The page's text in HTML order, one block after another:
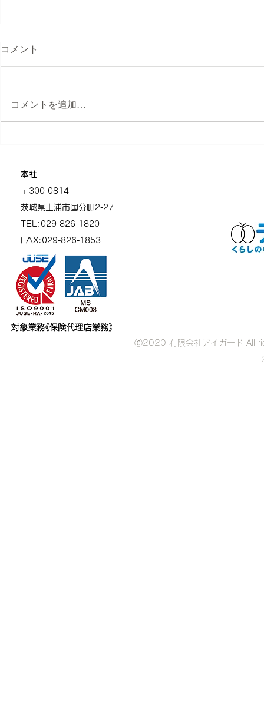
コメント
コメントを追加…
本社
〒300-0814
茨城県土浦市 国分町2-27
TEL:029-826-1820
FAX:029-826-1853
🄫2020 有限会社アイガード All